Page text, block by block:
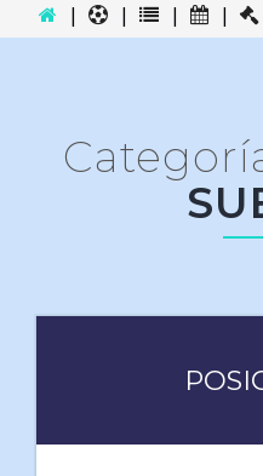
| | | |